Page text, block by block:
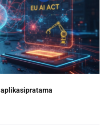
aplikasipratama